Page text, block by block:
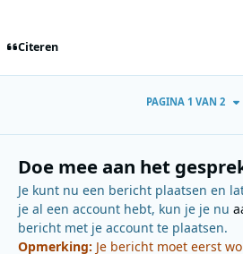
Citeren
PAGINA 1 VAN 2
Doe mee aan het
Je kunt nu een bericht plaatsen en
je al een account hebt, kun je je nu
bericht met je account te plaatsen.
Opmerking: Je bericht moet eerst